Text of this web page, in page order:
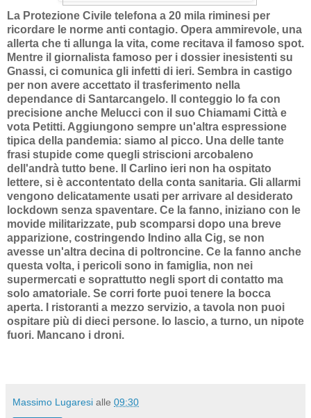
La Protezione Civile telefona a 20 mila riminesi per
ricordare le norme anti contagio. Opera ammirevole, una
allerta che ti allunga la vita, come recitava il famoso spot.
Mentre il giornalista famoso per i dossier inesistenti su
Gnassi, ci comunica gli infetti di ieri. Sembra in castigo
per non avere accettato il trasferimento nella
dependance di Santarcangelo. Il conteggio lo fa con
precisione anche Melucci con il suo Chiamami Città e
vota Petitti. Aggiungono sempre un'altra espressione
tipica della pandemia: siamo al picco. Una delle tante
frasi stupide come quegli striscioni arcobaleno
dell'andrà tutto bene. Il Carlino ieri non ha ospitato
lettere, si è accontentato della conta sanitaria. Gli allarmi
vengono delicatamente usati per arrivare al desiderato
lockdown senza spaventare. Ce la fanno, iniziano con le
movide militarizzate, pub scomparsi dopo una breve
apparizione, costringendo Indino alla Cig, se non
avesse un'altra decina di poltroncine. Ce la fanno anche
questa volta, i pericoli sono in famiglia, non nei
supermercati e soprattutto negli sport di contatto ma
solo amatoriale. Se corri forte puoi tenere la bocca
aperta. I ristoranti a mezzo servizio, a tavola non puoi
ospitare più di dieci persone. Io lascio, a turno, un nipote
fuori. Mancano i droni.
Massimo Lugaresi alle 09:30